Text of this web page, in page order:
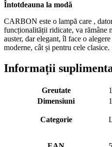
Întotdeauna la modă
CARBON este o lampă care ,
funcționalității ridicate, va rămâne
auster, dar elegant, îl face o
moderne, cât și pentru cele clasice.
Informații
Greutate
Dimensiuni
Categorie